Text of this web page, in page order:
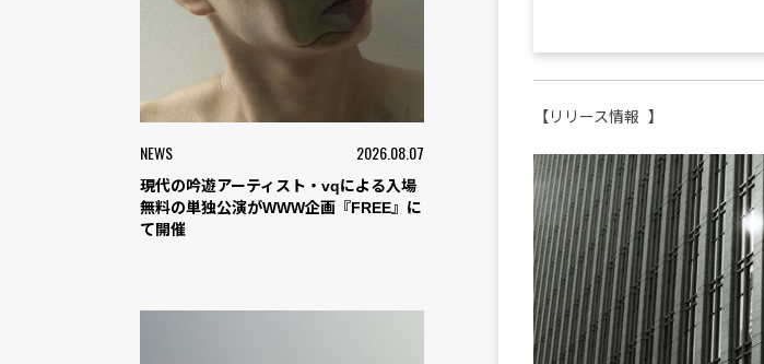
NEWS 2026.08.07
現代の吟遊アーティスト・vqによる入場
無料の単独公演がWWW企画『FREE』に
て開催
【リリース情報 】